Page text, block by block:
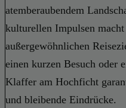
atemberaubendem
kulturellen Impulsen
außergewöhnlichen
einen kurzen Besuch oder
Klaffer am Hochficht
und bleibende Eindrücke.